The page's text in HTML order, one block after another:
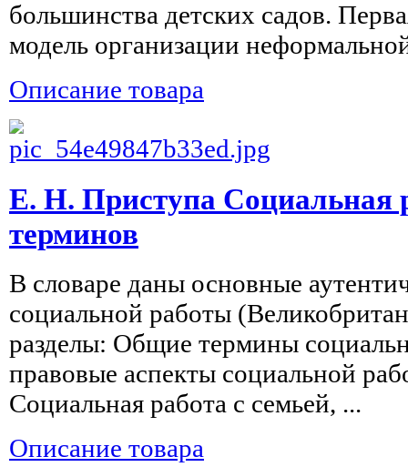
большинства детских садов.
модель организации
Описание товара
Е. Н. Приступа Социальная
терминов
В словаре даны основные
социальной работы
разделы: Общие термины
правовые аспекты социальной
Социальная работа с семьей, ...
Описание товара